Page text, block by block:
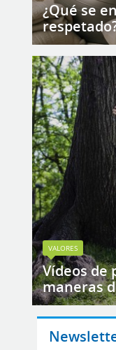
¿Qué se
VALORES
Vídeos de
maneras